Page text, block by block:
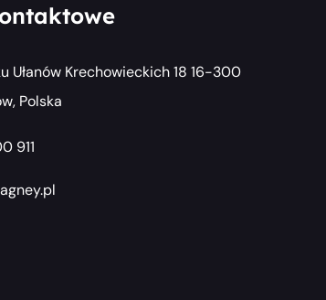
Ułanów Krechowieckich 18 16-300
Polska
911